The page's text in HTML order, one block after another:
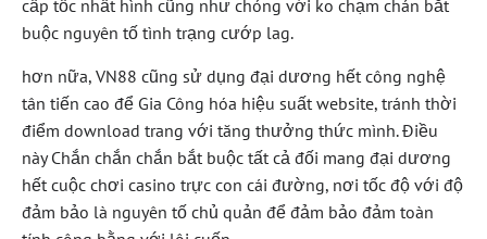
cấp tốc nhất hình cũng như chóng với ko chạm chán bắt
buộc nguyên tố tình trạng cướp lag.
hơn nữa, VN88 cũng sử dụng đại dương hết công nghệ
tân tiến cao để Gia Công hóa hiệu suất website, tránh thời
điểm download trang với tăng thưởng thức mình. Điều
này Chắn chắn chắn bắt buộc tất cả đối mang đại dương
hết cuộc chơi casino trực con cái đường, nơi tốc độ với độ
đảm bảo là nguyên tố chủ quản để đảm bảo đảm toàn